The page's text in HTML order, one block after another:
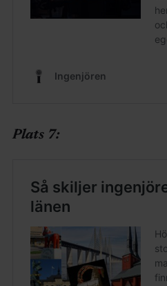
Plats 7: